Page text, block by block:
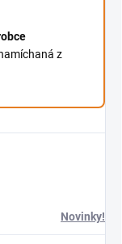
z
Novinky!